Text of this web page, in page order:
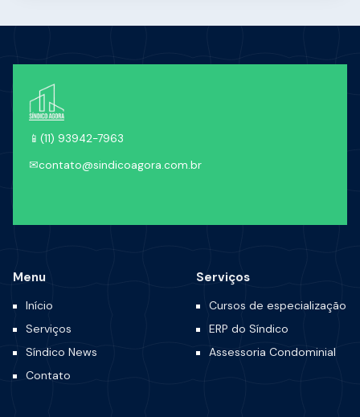
📱 (11) 93942-7963
✉contato@sindicoagora.com.br
Menu
Início
Serviços
Síndico News
Contato
Serviços
Cursos de especialização
ERP do Síndico
Assessoria Condominial